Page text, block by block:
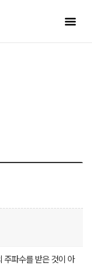
주파수를 받은 것이 아